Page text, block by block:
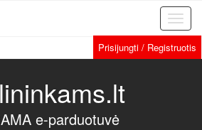
Prisijungti / Registruotis
e-parduotuvė